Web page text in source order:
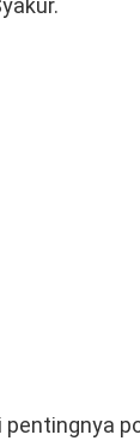
pentingnya